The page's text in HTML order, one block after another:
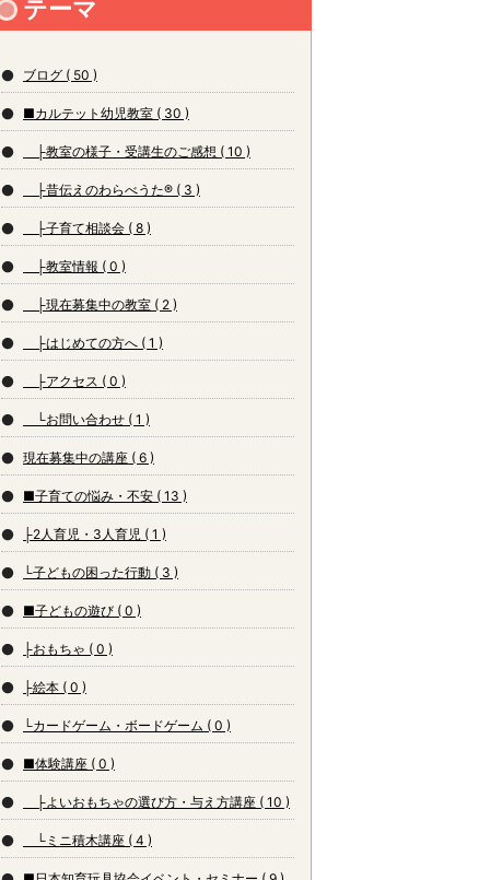
テーマ
ブログ ( 50 )
■カルテット幼児教室 ( 30 )
├教室の様子・受講生のご感想 ( 10 )
├昔伝えのわらべうた® ( 3 )
├子育て相談会 ( 8 )
├教室情報 ( 0 )
├現在募集中の教室 ( 2 )
├はじめての方へ ( 1 )
├アクセス ( 0 )
└お問い合わせ ( 1 )
現在募集中の講座 ( 6 )
■子育ての悩み・不安 ( 13 )
├2人育児・3人育児 ( 1 )
└子どもの困った行動 ( 3 )
■子どもの遊び ( 0 )
├おもちゃ ( 0 )
├絵本 ( 0 )
└カードゲーム・ボードゲーム ( 0 )
■体験講座 ( 0 )
├よいおもちゃの選び方・与え方講座 ( 10 )
└ミニ積木講座 ( 4 )